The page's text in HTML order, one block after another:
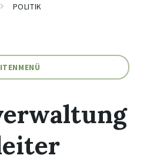
POLITIK